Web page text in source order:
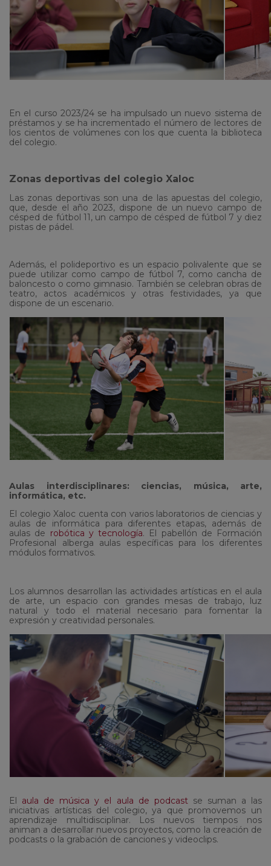
En el curso 2023/24 se ha impulsado un nuevo sistema de
préstamos y se ha incrementado el número de lectores de
los cientos de volúmenes con los que cuenta la biblioteca
del colegio.
Zonas deportivas del colegio Xaloc
Las zonas deportivas son una de las apuestas del colegio,
que, desde el año 2023, dispone de un nuevo campo de
césped de fútbol 11, un campo de césped de fútbol 7 y diez
pistas de pádel.
Además, el polideportivo es un espacio polivalente que se
puede utilizar como campo de fútbol 7, como cancha de
baloncesto o como gimnasio. También se celebran obras de
teatro, actos académicos y otras festividades, ya que
dispone de un escenario.
Aulas interdisciplinares: ciencias, música, arte,
informática, etc.
El colegio Xaloc cuenta con varios laboratorios de ciencias y
aulas de informática para diferentes etapas, además de
aulas de robótica y tecnología. El pabellón de Formación
Profesional alberga aulas específicas para los diferentes
módulos formativos.
Los alumnos desarrollan las actividades artísticas en el aula
de arte, un espacio con grandes mesas de trabajo, luz
natural y todo el material necesario para fomentar la
expresión y creatividad personales.
El aula de música y el aula de podcastse suman a las
iniciativas artísticas del colegio, ya que promovemos un
aprendizaje multidisciplinar. Los nuevos tiempos nos
animan a desarrollar nuevos proyectos, como la creación de
podcasts o la grabación de canciones y videoclips.